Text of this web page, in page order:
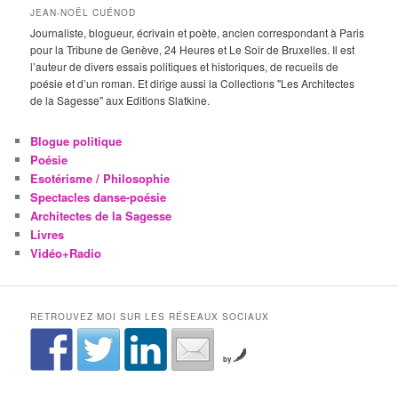
JEAN-NOËL CUÉNOD
Journaliste, blogueur, écrivain et poète, ancien correspondant à Paris
pour la Tribune de Genève, 24 Heures et Le Soir de Bruxelles. Il est
l’auteur de divers essais politiques et historiques, de recueils de
poésie et d’un roman. Et dirige aussi la Collections "Les Architectes
de la Sagesse" aux Editions Slatkine.
Blogue politique
Poésie
Esotérisme / Philosophie
Spectacles danse-poésie
Architectes de la Sagesse
Livres
Vidéo+Radio
RETROUVEZ MOI SUR LES RÉSEAUX SOCIAUX
by